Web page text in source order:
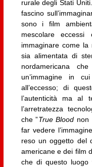
rurale degli Stati
fascino
sono i film
mescolare
immaginare come la
sia alimentata di
nordamericana
un’immagine in
all’eccesso; di
l’autenticità ma al
l’arretratezza
che ”True Blood non
far vedere
reso un oggetto del
americane e dei film
che di questo luogo